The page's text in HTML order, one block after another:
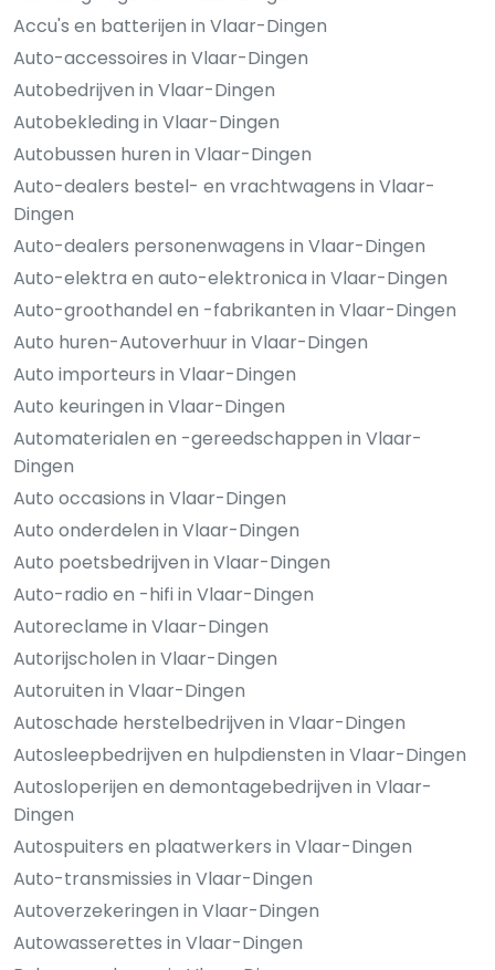
Accu's en batterijen in Vlaar-Dingen
Auto-accessoires in Vlaar-Dingen
Autobedrijven in Vlaar-Dingen
Autobekleding in Vlaar-Dingen
Autobussen huren in Vlaar-Dingen
Auto-dealers bestel- en vrachtwagens in Vlaar-
Dingen
Auto-dealers personenwagens in Vlaar-Dingen
Auto-elektra en auto-elektronica in Vlaar-Dingen
Auto-groothandel en -fabrikanten in Vlaar-Dingen
Auto huren-Autoverhuur in Vlaar-Dingen
Auto importeurs in Vlaar-Dingen
Auto keuringen in Vlaar-Dingen
Automaterialen en -gereedschappen in Vlaar-
Dingen
Auto occasions in Vlaar-Dingen
Auto onderdelen in Vlaar-Dingen
Auto poetsbedrijven in Vlaar-Dingen
Auto-radio en -hifi in Vlaar-Dingen
Autoreclame in Vlaar-Dingen
Autorijscholen in Vlaar-Dingen
Autoruiten in Vlaar-Dingen
Autoschade herstelbedrijven in Vlaar-Dingen
Autosleepbedrijven en hulpdiensten in Vlaar-Dingen
Autosloperijen en demontagebedrijven in Vlaar-
Dingen
Autospuiters en plaatwerkers in Vlaar-Dingen
Auto-transmissies in Vlaar-Dingen
Autoverzekeringen in Vlaar-Dingen
Autowasserettes in Vlaar-Dingen